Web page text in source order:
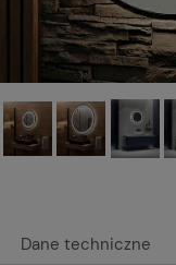
Dane techniczne